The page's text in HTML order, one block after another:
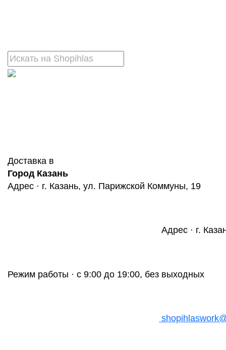
Доставка в
Город Казань
Адрес · г. Казань, ул. Парижской Коммуны, 19
Адрес · г.
Режим работы · с 9:00 до 19:00, без выходных